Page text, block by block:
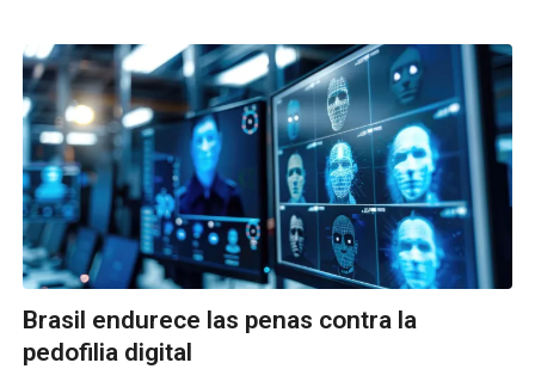
Brasil endurece las penas contra la
pedofilia digital